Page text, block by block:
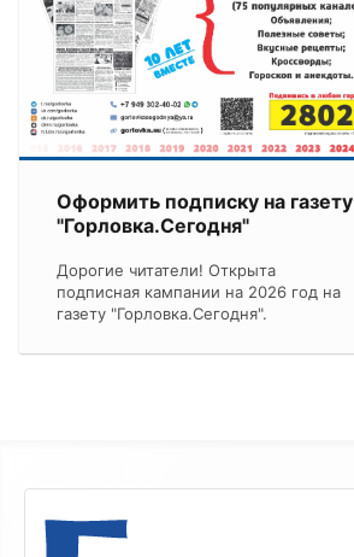
Оформить подписку на газету
"Горловка.Сегодня"
Дорогие читатели! Открыта
подписная кампании на 2026 год на
газету "Горловка.Сегодня".